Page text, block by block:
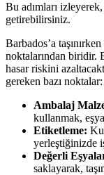
Bu adımları
getirebilirsiniz.
Barbados’a
noktalarından biridir.
hasar riskini
gereken bazı noktalar:
Ambalaj
kullanmak,
Etiketleme:
yerleştiğinizde
Değerli
saklayarak,